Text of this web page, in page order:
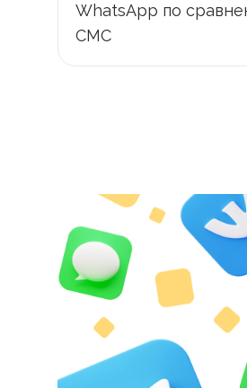
WhatsApp по
СМС